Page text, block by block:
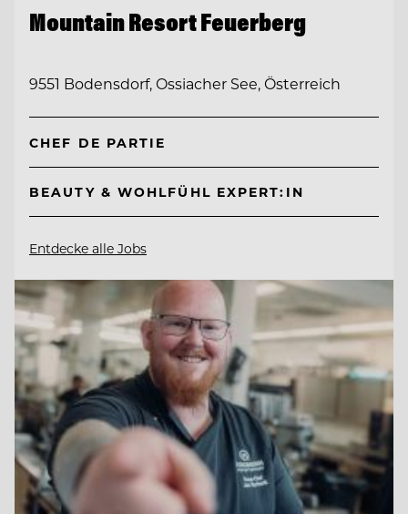
Mountain Resort Feuerberg
9551 Bodensdorf, Ossiacher See, Österreich
CHEF DE PARTIE
BEAUTY & WOHLFÜHL EXPERT:IN
Entdecke alle Jobs